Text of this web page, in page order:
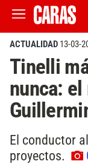
ACTUALIDAD 13-03-
Tinelli
nunca: el
El conductor
proyectos.